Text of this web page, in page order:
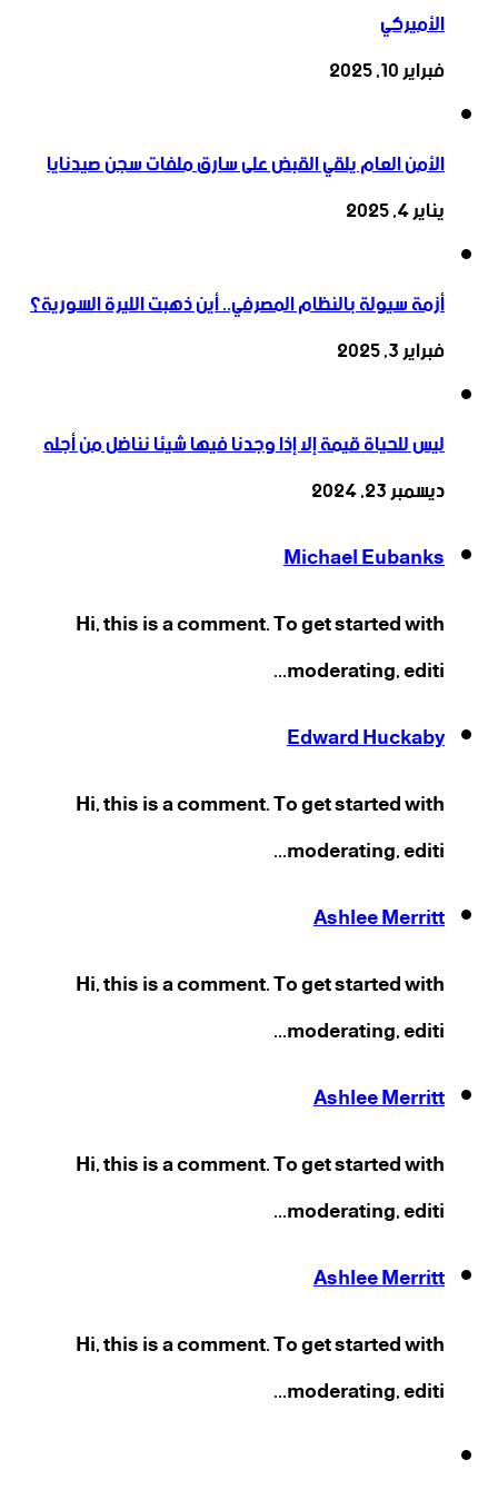
الأميركي
فبراير 10, 2025
الأمن العام يلقي القبض على سارق ملفات سجن صيدنايا
يناير 4, 2025
أزمة سيولة بالنظام المصرفي.. أين ذهبت الليرة السورية؟
فبراير 3, 2025
ليس للحياة قيمة إلا إذا وجدنا فيها شيئا نناضل من أجله
ديسمبر 23, 2024
Michael Eubanks
Hi, this is a comment. To get started with
moderating, editi...
Edward Huckaby
Hi, this is a comment. To get started with
moderating, editi...
Ashlee Merritt
Hi, this is a comment. To get started with
moderating, editi...
Ashlee Merritt
Hi, this is a comment. To get started with
moderating, editi...
Ashlee Merritt
Hi, this is a comment. To get started with
moderating, editi...